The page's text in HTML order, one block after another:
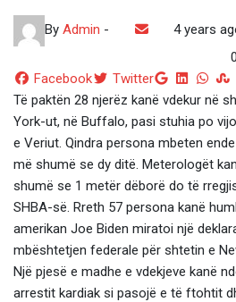
By Admin -
4 years
0
Facebook
Twitter Google+
Të paktën 28 ​​njerëz kanë vdekur në
York-ut, në Buffalo, pasi stuhia po
e Veriut. Qindra persona mbeten
më shumë se dy ditë. Meterologët
shumë se 1 metër dëborë do të
SHBA-së. Rreth 57 persona kanë
amerikan Joe Biden miratoi një
mbështetjen federale për shtetin e
Një pjesë e madhe e vdekjeve kanë
arrestit kardiak si pasojë e të ftohtit